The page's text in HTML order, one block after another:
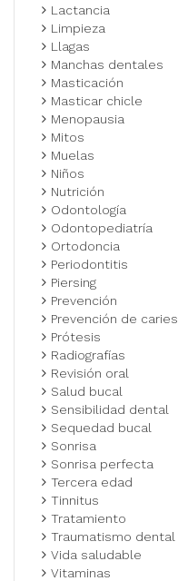
Lactancia
Limpieza
Llagas
Manchas dentales
Masticación
Masticar chicle
Menopausia
Mitos
Muelas
Niños
Nutrición
Odontología
Odontopediatría
Ortodoncia
Periodontitis
Piersing
Prevención
Prevención de caries
Prótesis
Radiografías
Revisión oral
Salud bucal
Sensibilidad dental
Sequedad bucal
Sonrisa
Sonrisa perfecta
Tercera edad
Tinnitus
Tratamiento
Traumatismo dental
Vida saludable
Vitaminas